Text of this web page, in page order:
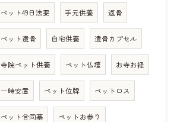
ペット49日法要 手元供養 返骨
ペット遺骨 自宅供養 遺骨カプセル
寺院ペット供養 ペット仏壇 お寺お経
一時安置 ペット位牌 ペットロス
ペット合同墓 ペットお参り